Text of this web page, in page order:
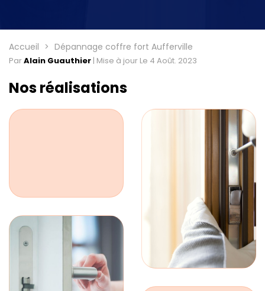
Accueil Dépannage coffre fort Aufferville
ParAlain Guauthier | Mise à jour Le 4 Août. 2023
Nos réalisations